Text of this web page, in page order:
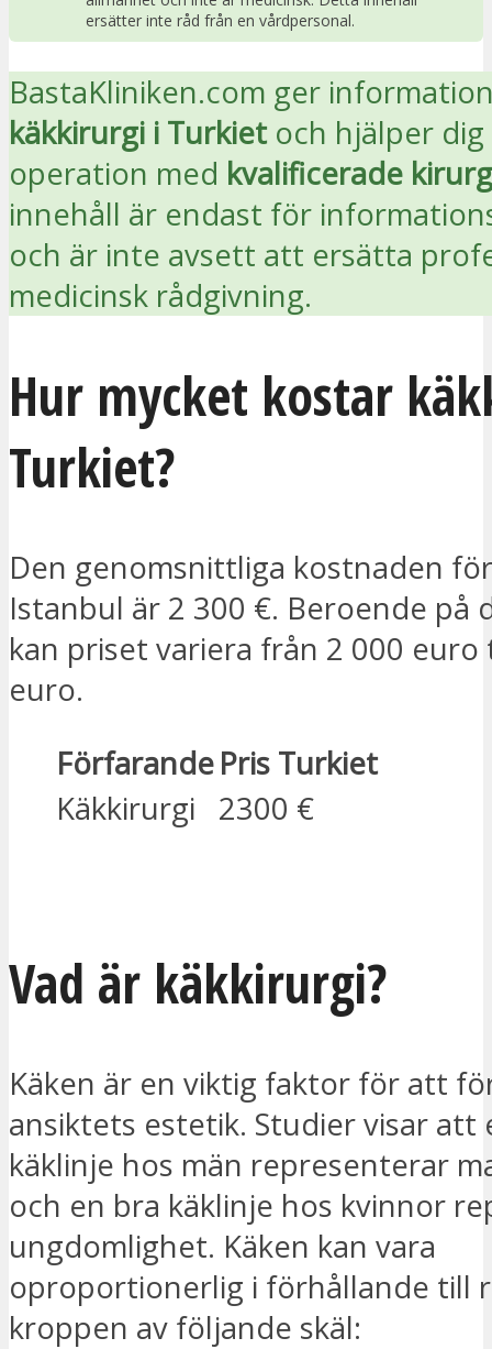
ersätter inte råd från en vårdpersonal.
BastaKliniken.com ger
käkkirurgi i Turkiet och hjälper
operation med kvalificerade
innehåll är endast för
och är inte avsett att ersätta
medicinsk rådgivning.
Hur mycket kostar
Turkiet?
Den genomsnittliga kostnaden
Istanbul är 2 300 €. Beroende på
kan priset variera från 2 000 euro
euro.
FörfarandePris Turkiet
Käkkirurgi
2300 €
Vad är käkkirurgi?
Käken är en viktig faktor för att
ansiktets estetik. Studier visar att
käklinje hos män representerar
och en bra käklinje hos kvinnor
ungdomlighet. Käken kan vara
oproportionerlig i förhållande till
kroppen av följande skäl: